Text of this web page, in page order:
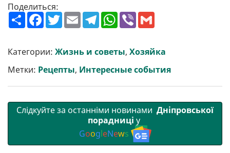
Поделиться:
П
о
ш
р
и
и
F
a
c
b
o
k
T
w
t
e
E
m
a
l
T
e
g
r
m
W
h
a
s
A
p
V
b
r l
Категории: Жизнь и советы, Хозяйка
Метки: Рецепты, Интересные события
Слідкуйте за останніми новинами Дніпровської
порадниці у
GoogleNews